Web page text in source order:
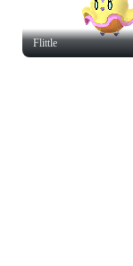
Flittle